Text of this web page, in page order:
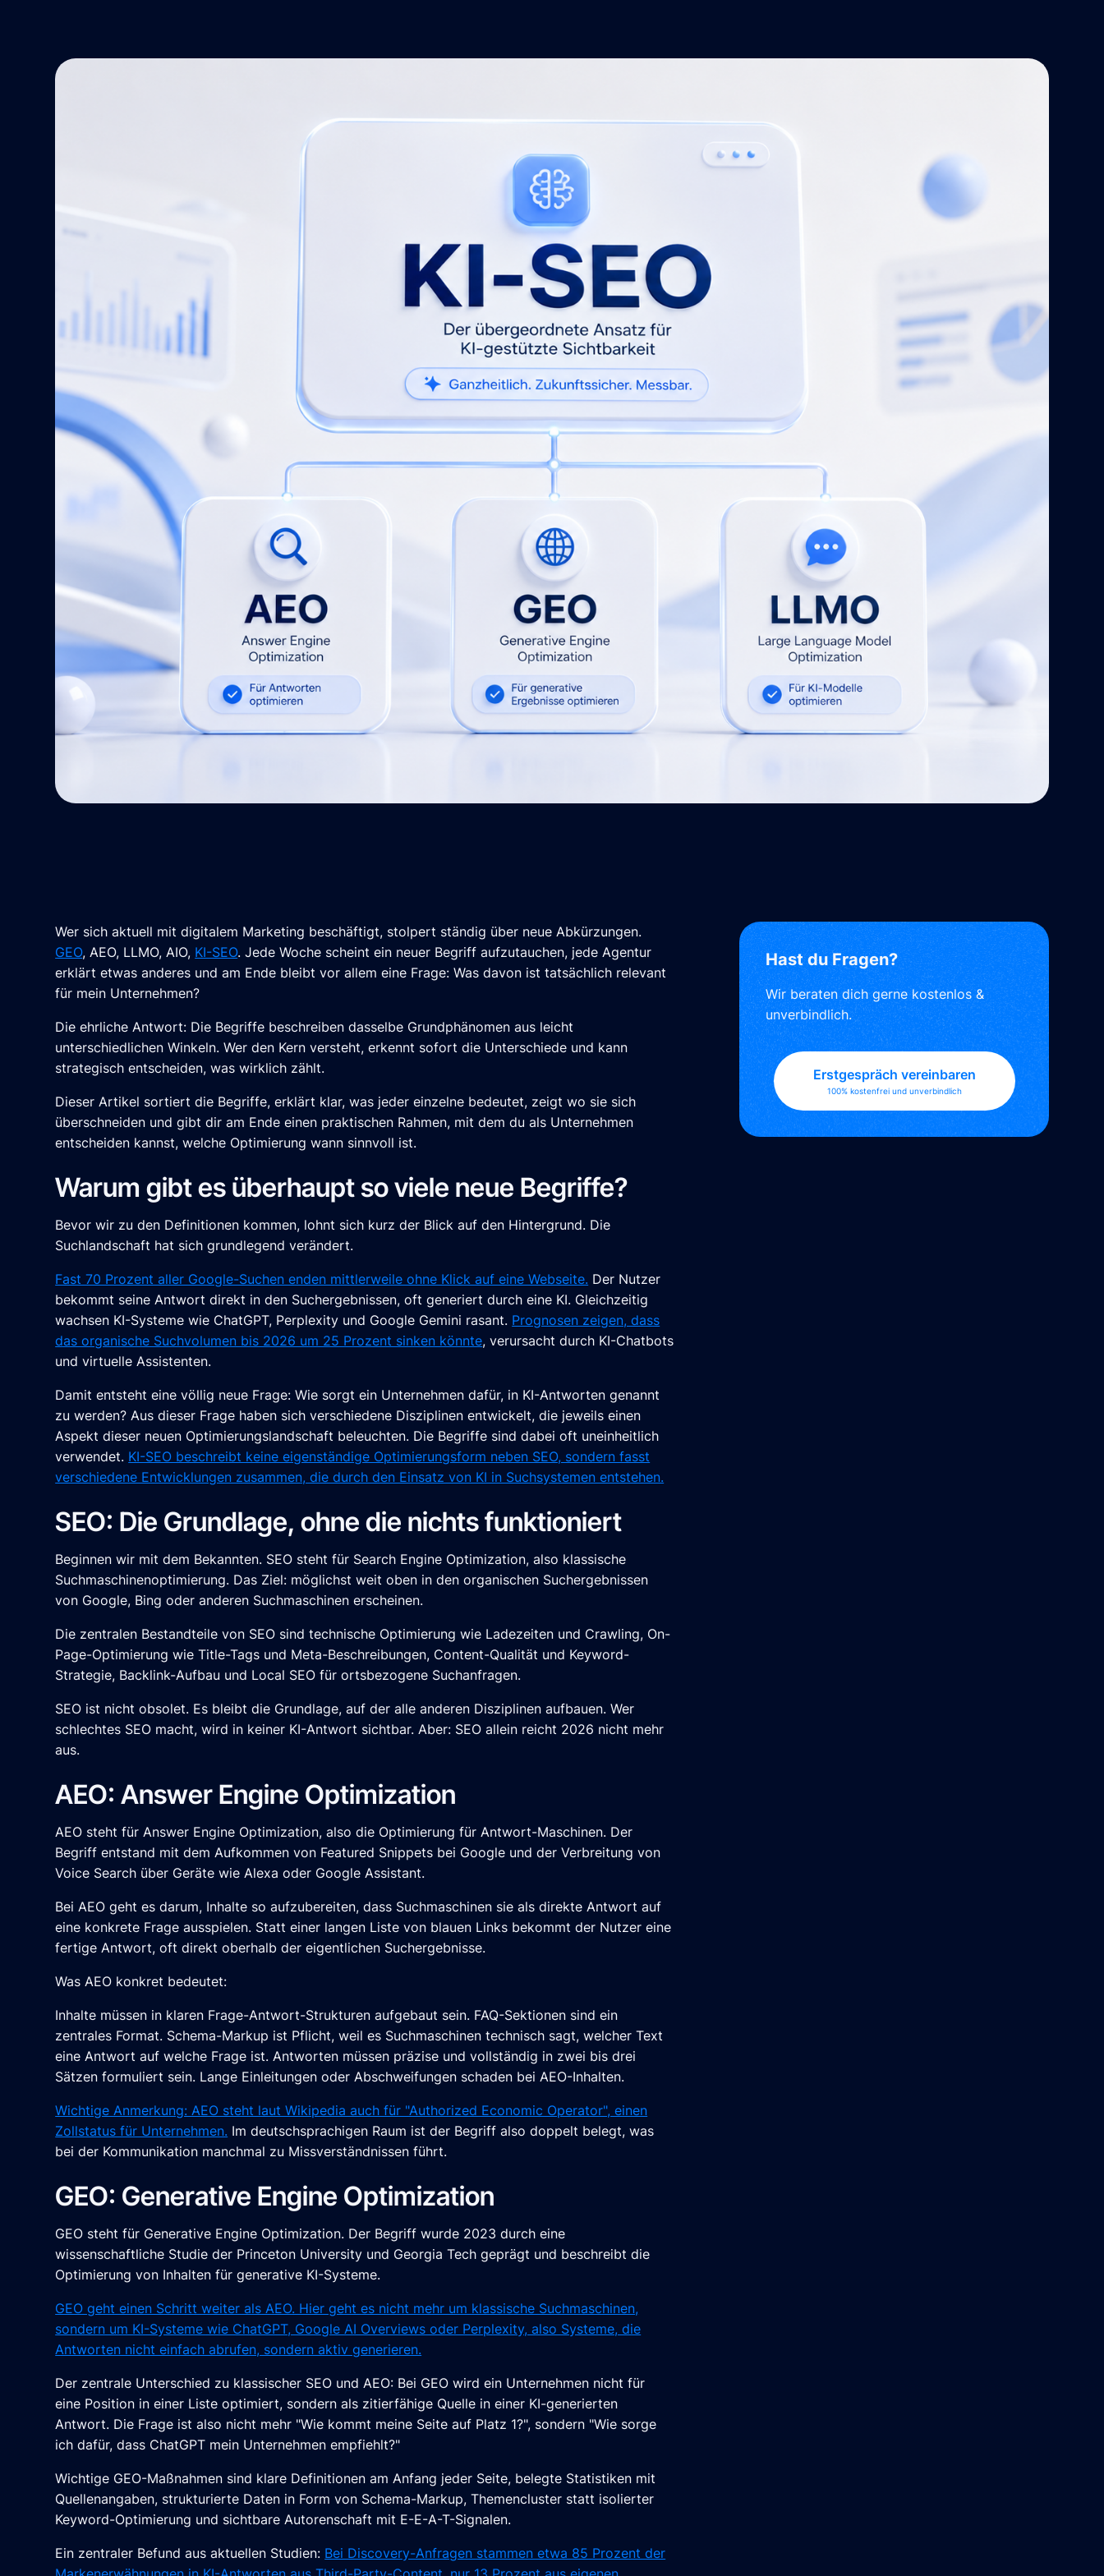
Wer sich aktuell mit digitalem Marketing beschäftigt, stolpert ständig über neue Abkürzungen.
GEO, AEO, LLMO, AIO, KI-SEO. Jede Woche scheint ein neuer Begriff aufzutauchen, jede Agentur
erklärt etwas anderes und am Ende bleibt vor allem eine Frage: Was davon ist tatsächlich relevant
für mein Unternehmen?
Die ehrliche Antwort: Die Begriffe beschreiben dasselbe Grundphänomen aus leicht
unterschiedlichen Winkeln. Wer den Kern versteht, erkennt sofort die Unterschiede und kann
strategisch entscheiden, was wirklich zählt.
Dieser Artikel sortiert die Begriffe, erklärt klar, was jeder einzelne bedeutet, zeigt wo sie sich
überschneiden und gibt dir am Ende einen praktischen Rahmen, mit dem du als Unternehmen
entscheiden kannst, welche Optimierung wann sinnvoll ist.
Warum gibt es überhaupt so viele neue Begriffe?
Bevor wir zu den Definitionen kommen, lohnt sich kurz der Blick auf den Hintergrund. Die
Suchlandschaft hat sich grundlegend verändert.
Fast 70 Prozent aller Google-Suchen enden mittlerweile ohne Klick auf eine Webseite. Der Nutzer
bekommt seine Antwort direkt in den Suchergebnissen, oft generiert durch eine KI. Gleichzeitig
wachsen KI-Systeme wie ChatGPT, Perplexity und Google Gemini rasant. Prognosen zeigen, dass
das organische Suchvolumen bis 2026 um 25 Prozent sinken könnte, verursacht durch KI-Chatbots
und virtuelle Assistenten.
Damit entsteht eine völlig neue Frage: Wie sorgt ein Unternehmen dafür, in KI-Antworten genannt
zu werden? Aus dieser Frage haben sich verschiedene Disziplinen entwickelt, die jeweils einen
Aspekt dieser neuen Optimierungslandschaft beleuchten. Die Begriffe sind dabei oft uneinheitlich
verwendet. KI-SEO beschreibt keine eigenständige Optimierungsform neben SEO, sondern fasst
verschiedene Entwicklungen zusammen, die durch den Einsatz von KI in Suchsystemen entstehen.
SEO: Die Grundlage, ohne die nichts funktioniert
Beginnen wir mit dem Bekannten. SEO steht für Search Engine Optimization, also klassische
Suchmaschinenoptimierung. Das Ziel: möglichst weit oben in den organischen Suchergebnissen
von Google, Bing oder anderen Suchmaschinen erscheinen.
Die zentralen Bestandteile von SEO sind technische Optimierung wie Ladezeiten und Crawling, On-
Page-Optimierung wie Title-Tags und Meta-Beschreibungen, Content-Qualität und Keyword-
Strategie, Backlink-Aufbau und Local SEO für ortsbezogene Suchanfragen.
SEO ist nicht obsolet. Es bleibt die Grundlage, auf der alle anderen Disziplinen aufbauen. Wer
schlechtes SEO macht, wird in keiner KI-Antwort sichtbar. Aber: SEO allein reicht 2026 nicht mehr
aus.
AEO: Answer Engine Optimization
AEO steht für Answer Engine Optimization, also die Optimierung für Antwort-Maschinen. Der
Begriff entstand mit dem Aufkommen von Featured Snippets bei Google und der Verbreitung von
Voice Search über Geräte wie Alexa oder Google Assistant.
Bei AEO geht es darum, Inhalte so aufzubereiten, dass Suchmaschinen sie als direkte Antwort auf
eine konkrete Frage ausspielen. Statt einer langen Liste von blauen Links bekommt der Nutzer eine
fertige Antwort, oft direkt oberhalb der eigentlichen Suchergebnisse.
Was AEO konkret bedeutet:
Inhalte müssen in klaren Frage-Antwort-Strukturen aufgebaut sein. FAQ-Sektionen sind ein
zentrales Format. Schema-Markup ist Pflicht, weil es Suchmaschinen technisch sagt, welcher Text
eine Antwort auf welche Frage ist. Antworten müssen präzise und vollständig in zwei bis drei
Sätzen formuliert sein. Lange Einleitungen oder Abschweifungen schaden bei AEO-Inhalten.
Wichtige Anmerkung: AEO steht laut Wikipedia auch für "Authorized Economic Operator", einen
Zollstatus für Unternehmen. Im deutschsprachigen Raum ist der Begriff also doppelt belegt, was
bei der Kommunikation manchmal zu Missverständnissen führt.
GEO: Generative Engine Optimization
GEO steht für Generative Engine Optimization. Der Begriff wurde 2023 durch eine
wissenschaftliche Studie der Princeton University und Georgia Tech geprägt und beschreibt die
Optimierung von Inhalten für generative KI-Systeme.
GEO geht einen Schritt weiter als AEO. Hier geht es nicht mehr um klassische Suchmaschinen,
sondern um KI-Systeme wie ChatGPT, Google AI Overviews oder Perplexity, also Systeme, die
Antworten nicht einfach abrufen, sondern aktiv generieren.
Der zentrale Unterschied zu klassischer SEO und AEO: Bei GEO wird ein Unternehmen nicht für
eine Position in einer Liste optimiert, sondern als zitierfähige Quelle in einer KI-generierten
Antwort. Die Frage ist also nicht mehr "Wie kommt meine Seite auf Platz 1?", sondern "Wie sorge
ich dafür, dass ChatGPT mein Unternehmen empfiehlt?"
Wichtige GEO-Maßnahmen sind klare Definitionen am Anfang jeder Seite, belegte Statistiken mit
Quellenangaben, strukturierte Daten in Form von Schema-Markup, Themencluster statt isolierter
Keyword-Optimierung und sichtbare Autorenschaft mit E-E-A-T-Signalen.
Ein zentraler Befund aus aktuellen Studien: Bei Discovery-Anfragen stammen etwa 85 Prozent der
Hast du Fragen?
Wir beraten dich gerne kostenlos &
unverbindlich.
Erstgespräch vereinbaren
100% kostenfrei und unverbindlich